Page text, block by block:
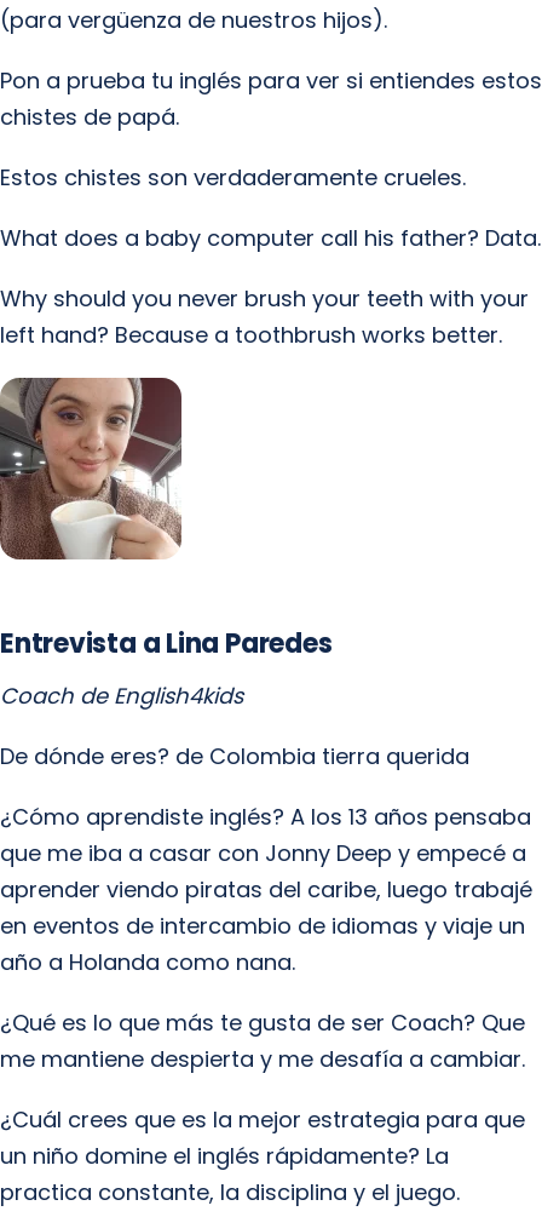
(para vergüenza de nuestros hijos).
Pon a prueba tu inglés para ver si entiendes estos
chistes de papá.
Estos chistes son verdaderamente crueles.
What does a baby computer call his father? Data.
Why should you never brush your teeth with your
left hand? Because a toothbrush works better.
Entrevista a Lina Paredes
Coach de English4kids
De dónde eres? de Colombia tierra querida
¿Cómo aprendiste inglés? A los 13 años pensaba
que me iba a casar con Jonny Deep y empecé a
aprender viendo piratas del caribe, luego trabajé
en eventos de intercambio de idiomas y viaje un
año a Holanda como nana.
¿Qué es lo que más te gusta de ser Coach? Que
me mantiene despierta y me desafía a cambiar.
¿Cuál crees que es la mejor estrategia para que
un niño domine el inglés rápidamente? La
practica constante, la disciplina y el juego.